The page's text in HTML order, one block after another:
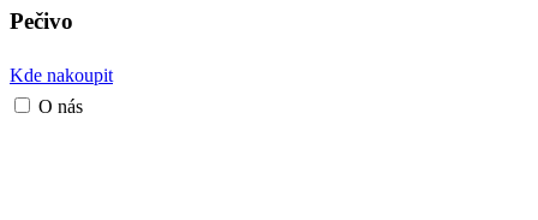
Pečivo
Kde nakoupit
O nás